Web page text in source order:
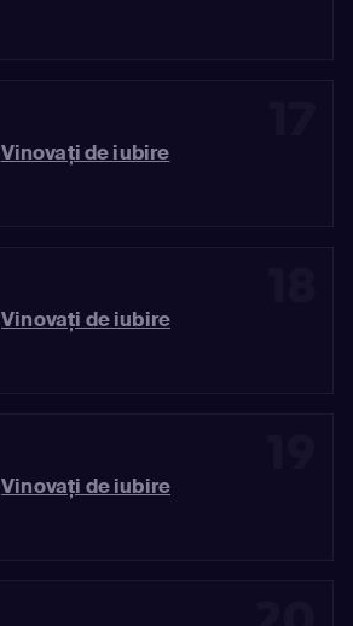
Vinovaţi de iubire
Vinovaţi de iubire
Vinovaţi de iubire